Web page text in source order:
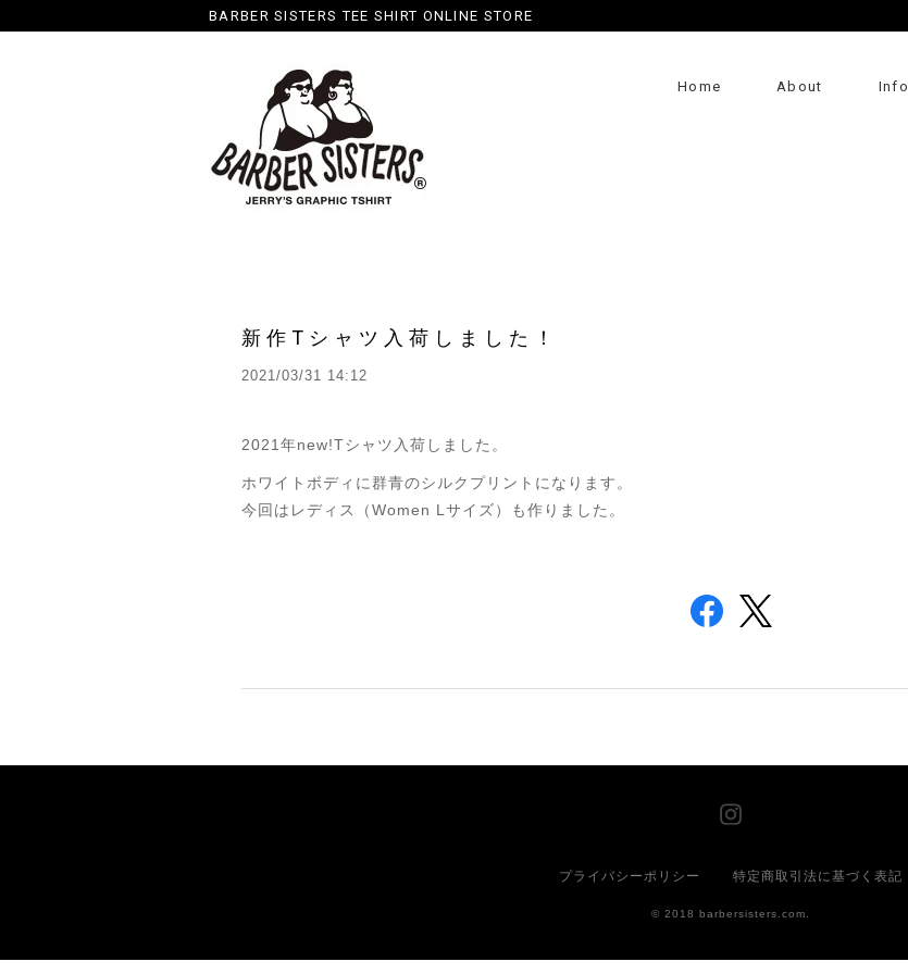
BARBER SISTERS TEE SHIRT ONLINE STORE
Home About Info
新作Tシャツ入荷しました！
2021/03/31 14:12
2021年new!Tシャツ入荷しました。
ホワイトボディに群青のシルクプリントになります。
今回はレディス（Women Lサイズ）も作りました。
プライバシーポリシー 特定商取引法に基づく表記
© 2018 barbersisters.com.